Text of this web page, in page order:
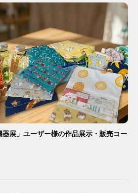
器展」ユーザー様の作品展示・販売コー